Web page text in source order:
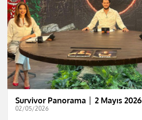
Survivor Panorama │ 2 Mayıs 2026
02/05/2026